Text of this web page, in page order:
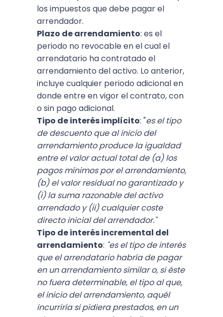
los impuestos que debe pagar el
arrendador.
Plazo de arrendamiento: es el
periodo no revocable en el cual el
arrendatario ha contratado el
arrendamiento del activo. Lo anterior,
incluye cualquier periodo adicional en
donde entre en vigor el contrato, con
o sin pago adicional.
Tipo de interés implícito: "es el tipo
de descuento que al inicio del
arrendamiento produce la igualdad
entre el valor actual total de (a) los
pagos mínimos por el arrendamiento,
(b) el valor residual no garantizado y
(i) la suma razonable del activo
arrendado y (ii) cualquier coste
directo inicial del arrendador."
Tipo de interés incremental del
arrendamiento: "es el tipo de interés
que el arrendatario habría de pagar
en un arrendamiento similar o, si éste
no fuera determinable, el tipo al que,
el inicio del arrendamiento, aquél
incurriría si pidiera prestados, en un